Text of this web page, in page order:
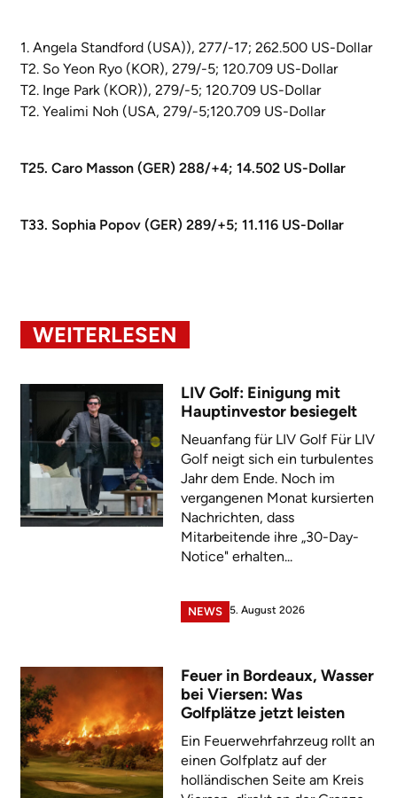
1. Angela Standford (USA)), 277/-17; 262.500 US-Dollar
T2. So Yeon Ryo (KOR), 279/-5; 120.709 US-Dollar
T2. Inge Park (KOR)), 279/-5; 120.709 US-Dollar
T2. Yealimi Noh (USA, 279/-5;120.709 US-Dollar
T25. Caro Masson (GER) 288/+4; 14.502 US-Dollar
T33. Sophia Popov (GER) 289/+5; 11.116 US-Dollar
WEITERLESEN
LIV Golf: Einigung mit
Hauptinvestor besiegelt
Neuanfang für LIV Golf Für LIV
Golf neigt sich ein turbulentes
Jahr dem Ende. Noch im
vergangenen Monat kursierten
Nachrichten, dass
Mitarbeitende ihre „30-Day-
Notice" erhalten...
NEWS 5. August 2026
Feuer in Bordeaux, Wasser
bei Viersen: Was
Golfplätze jetzt leisten
Ein Feuerwehrfahrzeug rollt an
einen Golfplatz auf der
holländischen Seite am Kreis